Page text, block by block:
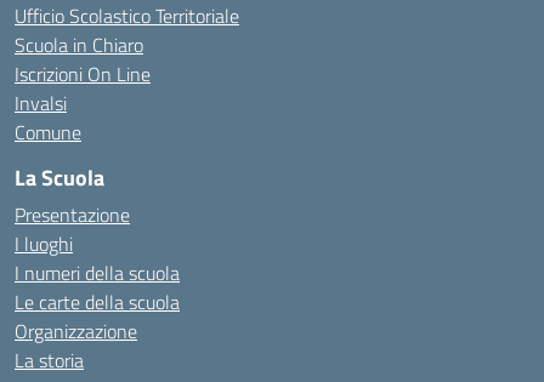
Ufficio Scolastico Territoriale
Scuola in Chiaro
Iscrizioni On Line
Invalsi
Comune
La Scuola
Presentazione
I luoghi
I numeri della scuola
Le carte della scuola
Organizzazione
La storia